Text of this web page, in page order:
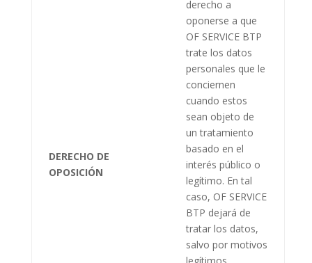
DERECHO DE
OPOSICIÓN
derecho a
oponerse a que
OF SERVICE BTP
trate los datos
personales que le
conciernen
cuando estos
sean objeto de
un tratamiento
basado en el
interés público o
legítimo. En tal
caso, OF SERVICE
BTP dejará de
tratar los datos,
salvo por motivos